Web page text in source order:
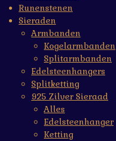
Runenstenen
Sieraden
Armbanden
Kogelarmbanden
Splitarmbanden
Edelsteenhangers
Splitketting
925 Zilver Sieraad
Alles
Edelsteenhanger
Ketting